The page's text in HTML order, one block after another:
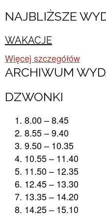
NAJBLIŻSZE
WAKACJE
Więcej szczegółów
ARCHIWUM
DZWONKI
8.00 – 8.45
8.55 – 9.40
9.50 – 10.35
10.55 – 11.40
11.50 – 12.35
12.45 – 13.30
13.35 – 14.20
14.25 – 15.10